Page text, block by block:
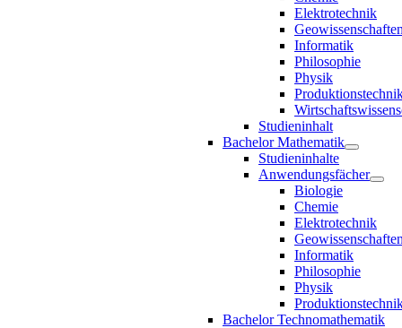
Elektrotechnik
Informatik
Philosophie
Physik
Studieninhalt
Bachelor Mathematik
Studieninhalte
Anwendungsfächer
Biologie
Chemie
Elektrotechnik
Informatik
Philosophie
Physik
Bachelor Technomathematik